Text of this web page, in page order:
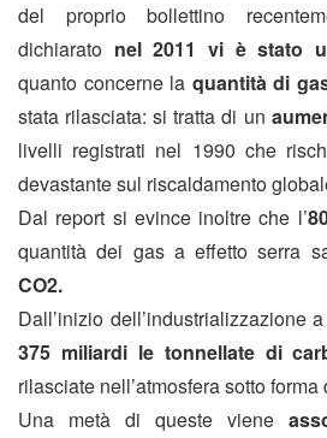
del proprio bollettino
dichiarato nel 2011 vi è stato
quanto concerne la quantità di
stata rilasciata: si tratta di un
livelli registrati nel 1990 che
devastante sul riscaldamento
Dal report si evince inoltre che l’
quantità dei gas a effetto serra
CO2.
Dall’inizio dell’industrializzazione
375 miliardi le tonnellate di
rilasciate nell’atmosfera sotto forma
Una metà di queste viene